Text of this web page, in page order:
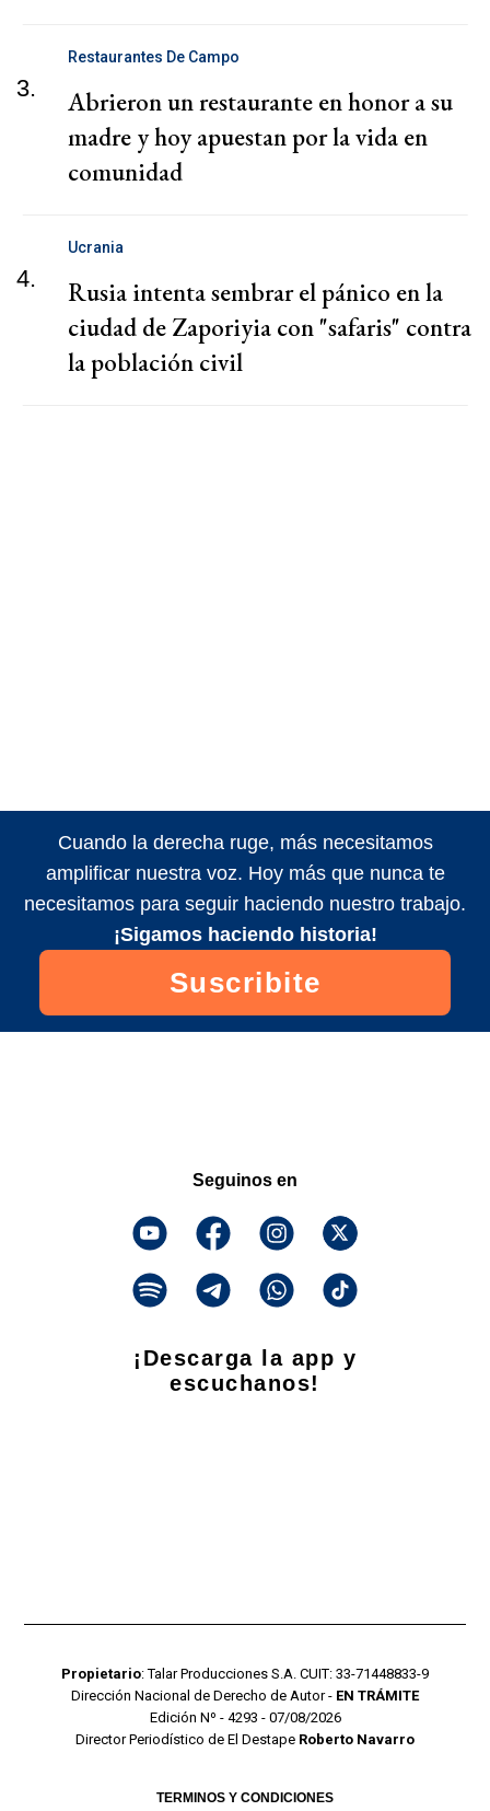
3.
Restaurantes De Campo
Abrieron un restaurante en honor a su
madre y hoy apuestan por la vida en
comunidad
4.
Ucrania
Rusia intenta sembrar el pánico en la
ciudad de Zaporiyia con "safaris" contra
la población civil
Cuando la derecha ruge, más necesitamos
amplificar nuestra voz. Hoy más que nunca te
necesitamos para seguir haciendo nuestro trabajo.
¡Sigamos haciendo historia!
Suscribite
Seguinos en
¡Descarga la app y
escuchanos!
Propietario: Talar Producciones S.A. CUIT: 33-71448833-9
Dirección Nacional de Derecho de Autor - EN TRÁMITE
Edición Nº - 4293 - 07/08/2026
Director Periodístico de El Destape Roberto Navarro
TERMINOS Y CONDICIONES